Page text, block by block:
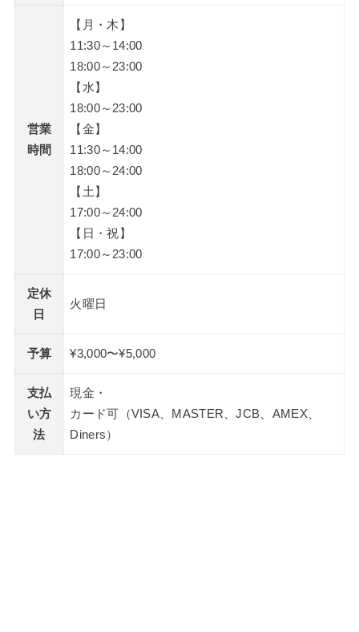
営業
時間
【月・木】
11:30～14:00
18:00～23:00
【水】
18:00～23:00
【金】
11:30～14:00
18:00～24:00
【土】
17:00～24:00
【日・祝】
17:00～23:00
定休
日
火曜日
予算 ¥3,000〜¥5,000
支払
い方
法
現金・
カード可（VISA、MASTER、JCB、AMEX、
Diners）